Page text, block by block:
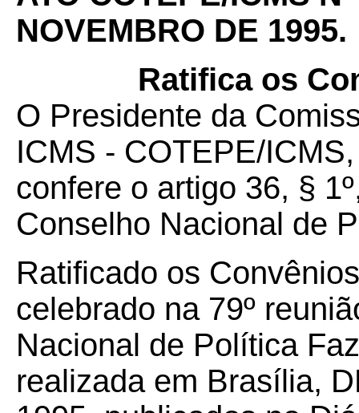
NOVEMBRO DE 1995.
Ratifica os
O Presidente da
ICMS - COTEPE/
confere o artigo 36, §
Conselho Nacional de
Ratificado os
celebrado na 79º
Nacional de Política
realizada em Brasília,